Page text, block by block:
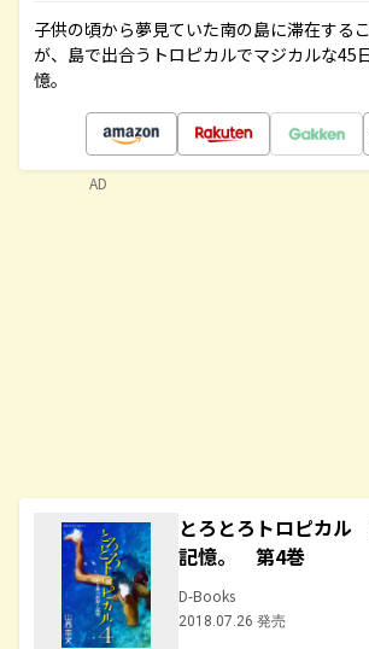
子供の頃から夢見ていた南の島に滞在する
が、島で出合うトロピカルでマジカルな45
憶。
とろとろトロピカル
記憶。 第4巻
D-Books
2018.07.26 発売
AD